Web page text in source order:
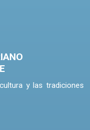
y las tradiciones